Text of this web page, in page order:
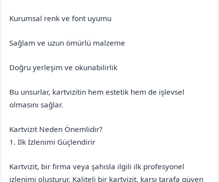
Kurumsal renk ve font uyumu
Sağlam ve uzun ömürlü malzeme
Doğru yerleşim ve okunabilirlik
Bu unsurlar, kartvizitin hem estetik hem de işlevsel
olmasını sağlar.
Kartvizit Neden Önemlidir?
1. İlk İzlenimi Güçlendirir
Kartvizit, bir firma veya şahısla ilgili ilk profesyonel
izlenimi oluşturur. Kaliteli bir kartvizit, karşı tarafa güven